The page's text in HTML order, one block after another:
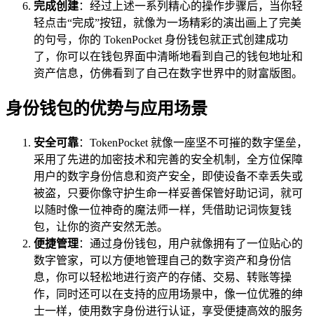
完成创建：经过上述一系列精心的操作步骤后，当你轻
轻点击“完成”按钮，就像为一场精彩的演出画上了完美
的句号，你的 TokenPocket 身份钱包就正式创建成功
了，你可以在钱包界面中清晰地看到自己的钱包地址和
资产信息，仿佛看到了自己在数字世界中的财富版图。
身份钱包的优势与应用场景
安全可靠：TokenPocket 就像一座坚不可摧的数字堡垒，
采用了先进的加密技术和完善的安全机制，全方位保障
用户的数字身份信息和资产安全，即使设备不幸丢失或
被盗，只要你像守护生命一样妥善保管好助记词，就可
以随时像一位神奇的魔法师一样，凭借助记词恢复钱
包，让你的资产安然无恙。
便捷管理：通过身份钱包，用户就像拥有了一位贴心的
数字管家，可以方便地管理自己的数字资产和身份信
息，你可以轻松地进行资产的存储、交易、转账等操
作，同时还可以在支持的应用场景中，像一位优雅的绅
士一样，使用数字身份进行认证，享受便捷高效的服务